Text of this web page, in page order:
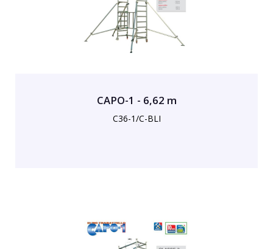
CAPO-1 - 6,62 m
C36-1/C-BLI